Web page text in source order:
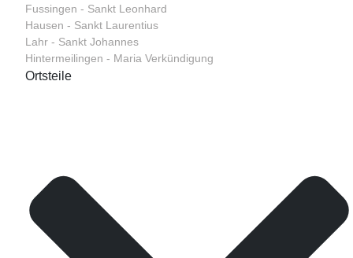
Fussingen - Sankt Leonhard
Hausen - Sankt Laurentius
Lahr - Sankt Johannes
Hintermeilingen - Maria Verkündigung
Ortsteile